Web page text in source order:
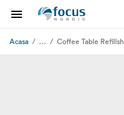
Acasa ... Coffee Table